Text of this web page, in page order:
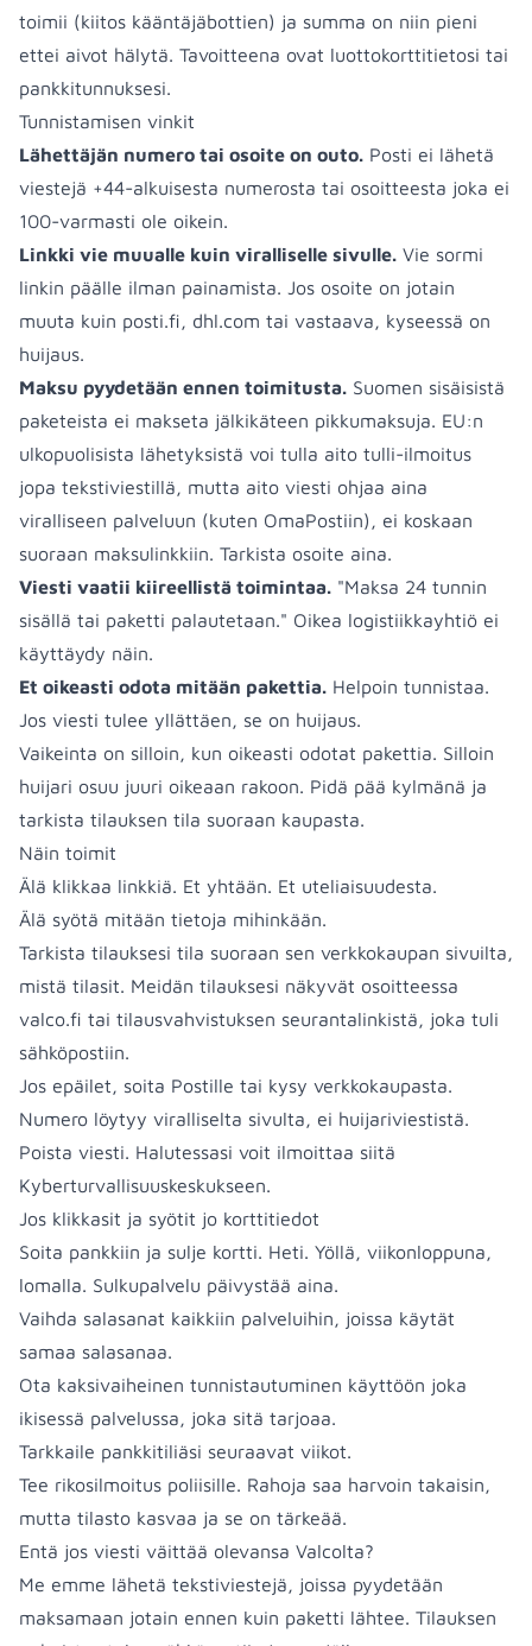
toimii (kiitos kääntäjäbottien) ja summa on niin pieni
ettei aivot hälytä. Tavoitteena ovat luottokorttitietosi tai
pankkitunnuksesi.
Tunnistamisen vinkit
Lähettäjän numero tai osoite on outo. Posti ei lähetä
viestejä +44-alkuisesta numerosta tai osoitteesta joka ei
100-varmasti ole oikein.
Linkki vie muualle kuin viralliselle sivulle. Vie sormi
linkin päälle ilman painamista. Jos osoite on jotain
muuta kuin posti.fi, dhl.com tai vastaava, kyseessä on
huijaus.
Maksu pyydetään ennen toimitusta. Suomen sisäisistä
paketeista ei makseta jälkikäteen pikkumaksuja. EU:n
ulkopuolisista lähetyksistä voi tulla aito tulli-ilmoitus
jopa tekstiviestillä, mutta aito viesti ohjaa aina
viralliseen palveluun (kuten OmaPostiin), ei koskaan
suoraan maksulinkkiin. Tarkista osoite aina.
Viesti vaatii kiireellistä toimintaa. "Maksa 24 tunnin
sisällä tai paketti palautetaan." Oikea logistiikkayhtiö ei
käyttäydy näin.
Et oikeasti odota mitään pakettia. Helpoin tunnistaa.
Jos viesti tulee yllättäen, se on huijaus.
Vaikeinta on silloin, kun oikeasti odotat pakettia. Silloin
huijari osuu juuri oikeaan rakoon. Pidä pää kylmänä ja
tarkista tilauksen tila suoraan kaupasta.
Näin toimit
Älä klikkaa linkkiä. Et yhtään. Et uteliaisuudesta.
Älä syötä mitään tietoja mihinkään.
Tarkista tilauksesi tila suoraan sen verkkokaupan sivuilta,
mistä tilasit. Meidän tilauksesi näkyvät osoitteessa
valco.fi tai tilausvahvistuksen seurantalinkistä, joka tuli
sähköpostiin.
Jos epäilet, soita Postille tai kysy verkkokaupasta.
Numero löytyy viralliselta sivulta, ei huijariviestistä.
Poista viesti. Halutessasi voit ilmoittaa siitä
Kyberturvallisuuskeskukseen.
Jos klikkasit ja syötit jo korttitiedot
Soita pankkiin ja sulje kortti. Heti. Yöllä, viikonloppuna,
lomalla. Sulkupalvelu päivystää aina.
Vaihda salasanat kaikkiin palveluihin, joissa käytät
samaa salasanaa.
Ota kaksivaiheinen tunnistautuminen käyttöön joka
ikisessä palvelussa, joka sitä tarjoaa.
Tarkkaile pankkitiliäsi seuraavat viikot.
Tee rikosilmoitus poliisille. Rahoja saa harvoin takaisin,
mutta tilasto kasvaa ja se on tärkeää.
Entä jos viesti väittää olevansa Valcolta?
Me emme lähetä tekstiviestejä, joissa pyydetään
maksamaan jotain ennen kuin paketti lähtee. Tilauksen